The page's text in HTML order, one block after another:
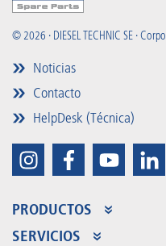
© 2026 · DIESEL TECHNIC SE ·
Noticias
Contacto
HelpDesk (Técnica)
PRODUCTOS
Gama de productos
SERVICIOS